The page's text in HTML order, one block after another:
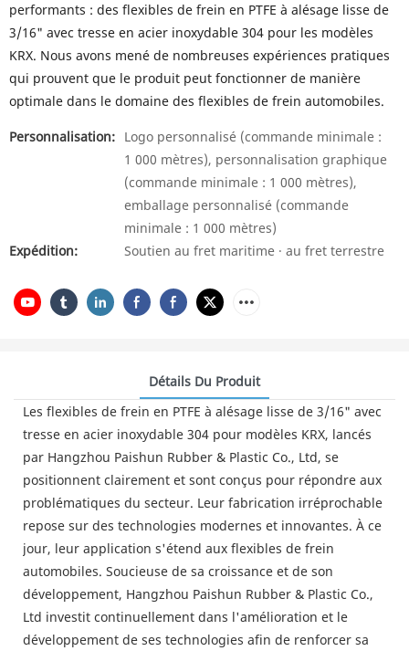
performants : des flexibles de frein en PTFE à alésage lisse de
3/16" avec tresse en acier inoxydable 304 pour les modèles
KRX. Nous avons mené de nombreuses expériences pratiques
qui prouvent que le produit peut fonctionner de manière
optimale dans le domaine des flexibles de frein automobiles.
Personnalisation: Logo personnalisé (commande minimale :
1 000 mètres), personnalisation graphique
(commande minimale : 1 000 mètres),
emballage personnalisé (commande
minimale : 1 000 mètres)
Expédition:
Soutien au fret maritime · au fret terrestre
Détails Du Produit
Les flexibles de frein en PTFE à alésage lisse de 3/16" avec
tresse en acier inoxydable 304 pour modèles KRX, lancés
par Hangzhou Paishun Rubber & Plastic Co., Ltd, se
positionnent clairement et sont conçus pour répondre aux
problématiques du secteur. Leur fabrication irréprochable
repose sur des technologies modernes et innovantes. À ce
jour, leur application s'étend aux flexibles de frein
automobiles. Soucieuse de sa croissance et de son
développement, Hangzhou Paishun Rubber & Plastic Co.,
Ltd investit continuellement dans l'amélioration et le
développement de ses technologies afin de renforcer sa